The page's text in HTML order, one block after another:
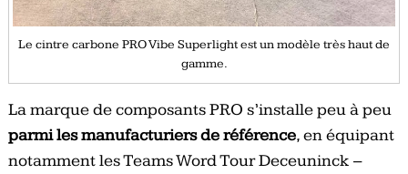
Le cintre carbone PRO Vibe Superlight est un modèle très haut de
gamme.
La marque de composants PRO s’installe peu à peu
parmi les manufacturiers de référence, en équipant
notamment les Teams Word Tour Deceuninck –